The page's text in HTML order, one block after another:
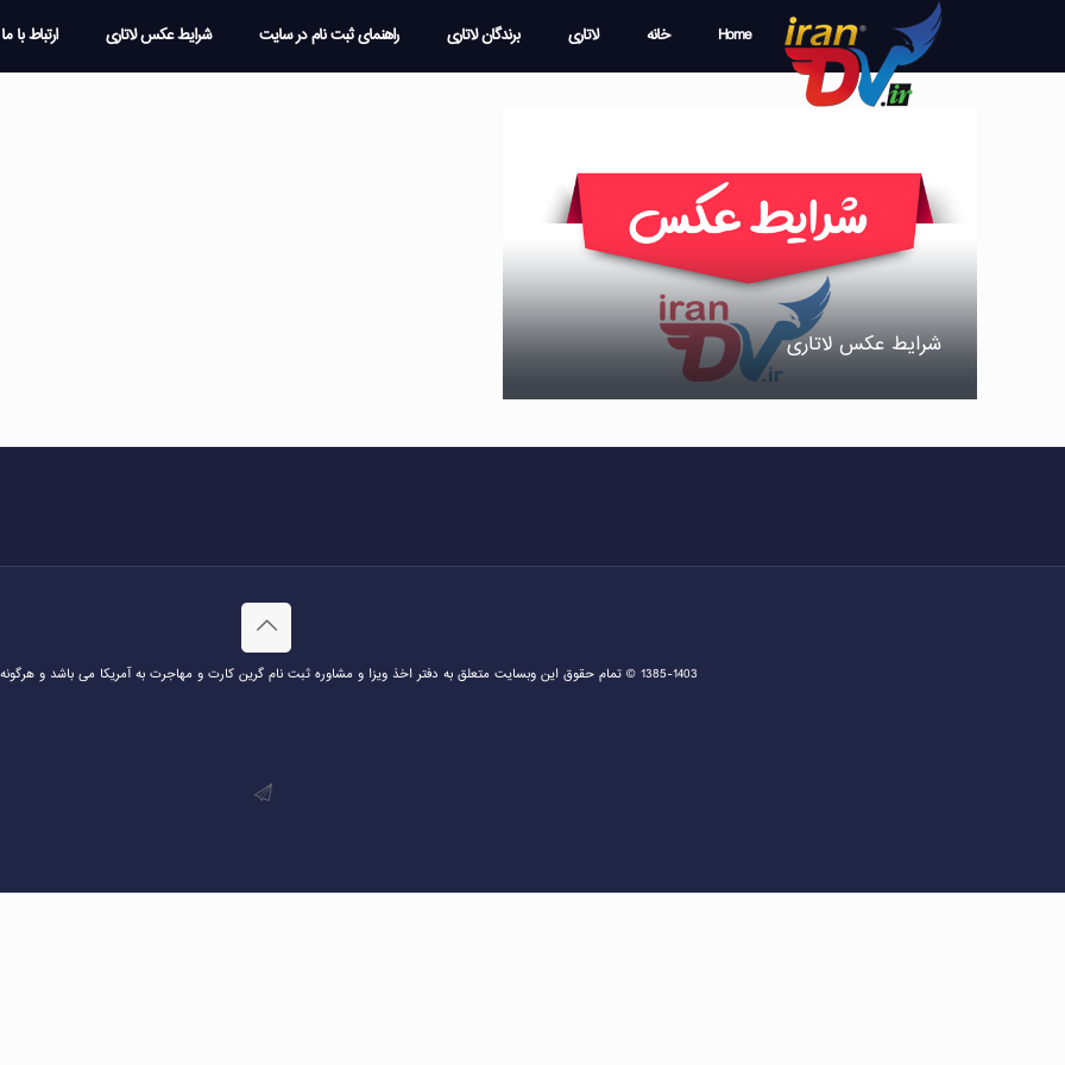
Home خانه لاتاری برندگان لاتاری راهنمای ثبت نام در سایت شرایط عکس لاتاری ارتباط با ما
شرایط عکس لاتاری
1385-1403 © تمام حقوق این وبسایت متعلق به دفتر اخذ ویزا و مشاوره ثبت نام گرین کارت و مهاجرت به آمریکا می باشد و هرگونه کپی برداری پیگرد قانونی دارد.